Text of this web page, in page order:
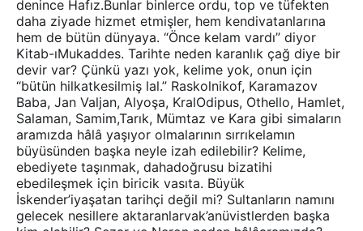
denince Hafız.Bunlar binlerce ordu, top ve tüfekten
daha ziyade hizmet etmişler, hem kendivatanlarına
hem de bütün dünyaya. “Önce kelam vardı” diyor
Kitab-ıMukaddes. Tarihte neden karanlık çağ diye bir
devir var? Çünkü yazı yok, kelime yok, onun için
“bütün hilkatkesilmiş lal.” Raskolnikof, Karamazov
Baba, Jan Valjan, Alyoşa, KralOdipus, Othello, Hamlet,
Salaman, Samim,Tarık, Mümtaz ve Kara gibi simaların
aramızda hâlâ yaşıyor olmalarının sırrıkelamın
büyüsünden başka neyle izah edilebilir? Kelime,
ebediyete taşınmak, dahadoğrusu bizatihi
ebedileşmek için biricik vasıta. Büyük
İskender’iyaşatan tarihçi değil mi? Sultanların namını
gelecek nesillere aktaranlarvak’anüvistlerden başka